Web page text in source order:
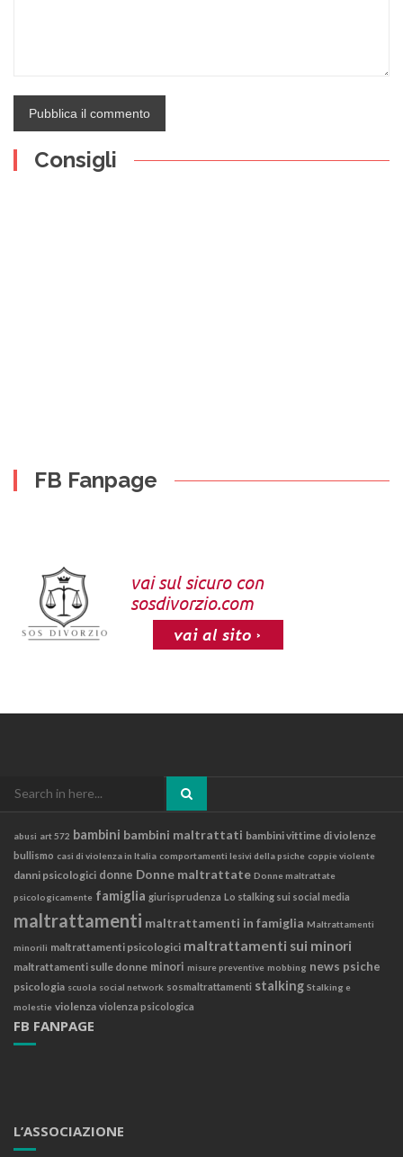
Consigli
FB Fanpage
abusi art 572 bambini bambini maltrattati bambini vittime di violenze
bullismo casi di violenza in Italia comportamenti lesivi della psiche coppie violente
danni psicologici donne Donne maltrattate Donne maltrattate
psicologicamente famiglia giurisprudenza Lo stalking sui social media
maltrattamenti maltrattamenti in famiglia Maltrattamenti
minorili maltrattamenti psicologici maltrattamenti sui minori
maltrattamenti sulle donne minori misure preventive mobbing news psiche
psicologia scuola social network sosmaltrattamenti stalking Stalking e
molestie violenza violenza psicologica
FB FANPAGE
L’ASSOCIAZIONE